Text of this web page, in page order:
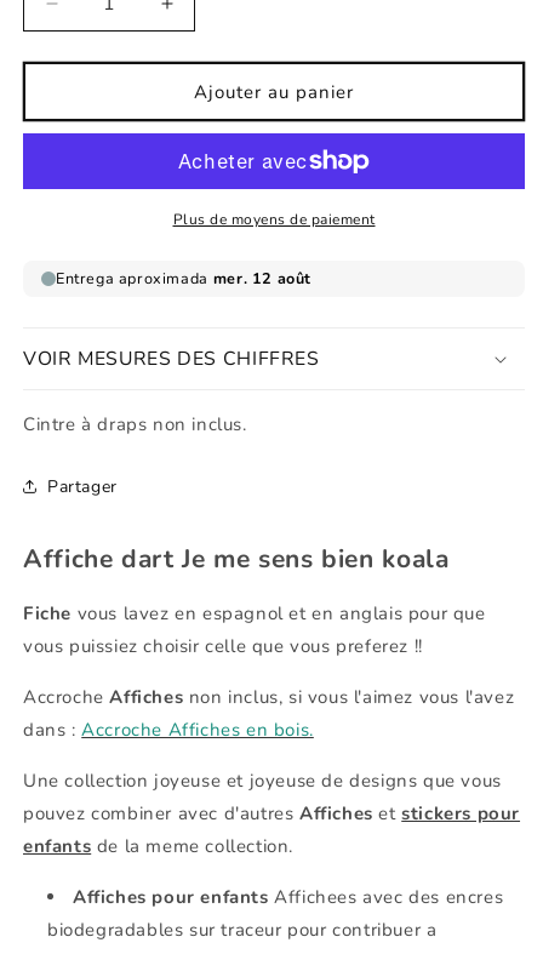
Réduire
la
quantité
Affiche
koala
me
Augmenter
la
quantité
Affiche
koala
je
me
sens
Ajouter au panier
Plus de moyens de paiement
VOIR MESURES DES CHIFFRES
Cintre à draps non inclus.
Partager
Affiche dart Je me sens bien koala
Fiche vous lavez en espagnol et en anglais pour que
vous puissiez choisir celle que vous preferez !!
AccrocheAffiches non inclus, si vous l'aimez vous l'avez
dans :Accroche Affiches en bois.
Une collection joyeuse et joyeuse de designs que vous
pouvez combiner avec d'autresAffiches etstickers pour
enfants de la meme collection.
Affiches pour enfants Affichees avec des encres
biodegradables sur traceur pour contribuer a